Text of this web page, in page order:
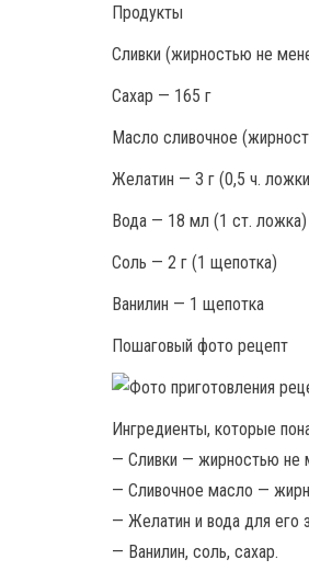
Продукты
Сливки (жирностью не
Сахар — 165 г
Масло сливочное
Желатин — 3 г (0,5 ч.
Вода — 18 мл (1 ст. ложка)
Соль — 2 г (1 щепотка)
Ванилин — 1 щепотка
Пошаговый фото рецепт
Ингредиенты, которые
— Сливки — жирностью не
— Сливочное масло —
— Желатин и вода для его
— Ванилин, соль, сахар.